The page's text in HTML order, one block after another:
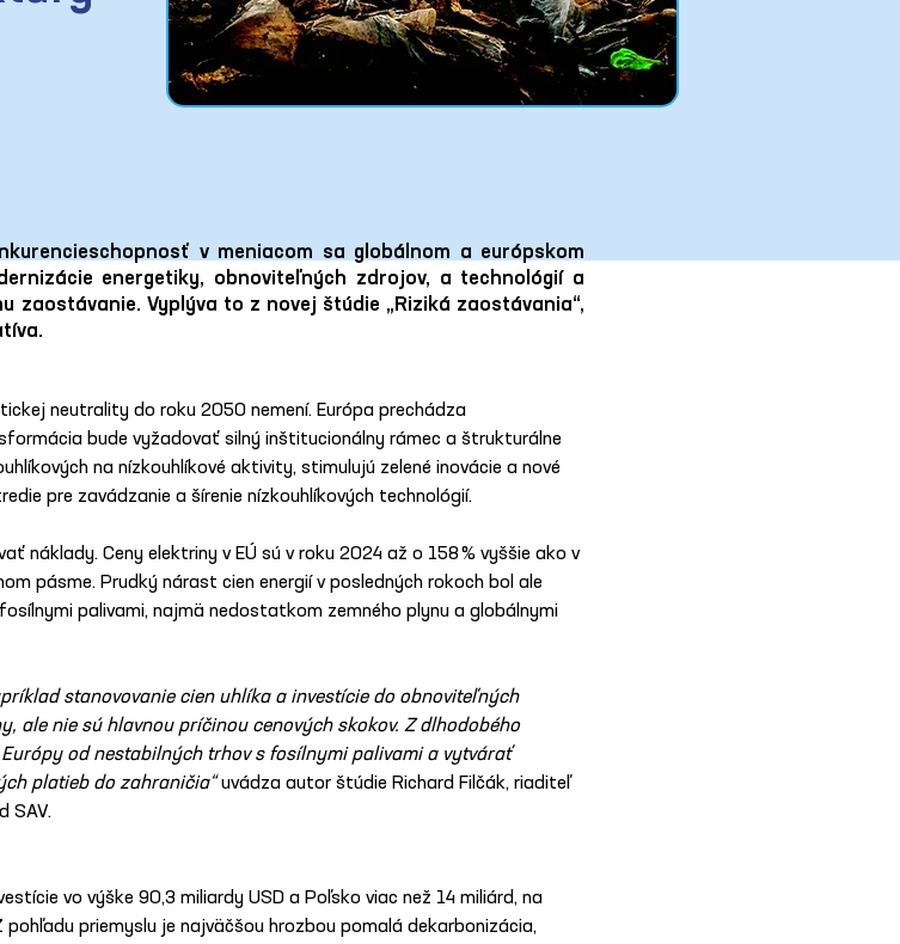
v meniacom sa globálnom a európskom
energetiky, obnoviteľných zdrojov, a technológií a
zaostávanie. Vyplýva to z novej štúdie „Riziká zaostávania“,
neutrality do roku 2050 nemení. Európa prechádza
bude vyžadovať silný inštitucionálny rámec a štrukturálne
na nízkouhlíkové aktivity, stimulujú zelené inovácie a nové
pre zavádzanie a šírenie nízkouhlíkových technológií.
náklady. Ceny elektriny v EÚ sú v roku 2024 až o 158 % vyššie ako v
pásme. Prudký nárast cien energií v posledných rokoch bol ale
palivami, najmä nedostatkom zemného plynu a globálnymi
stanovovanie cien uhlíka a investície do obnoviteľných
ale nie sú hlavnou príčinou cenových skokov. Z dlhodobého
od nestabilných trhov s fosílnymi palivami a vytvárať
platieb do zahraničia“ uvádza autor štúdie Richard Filčák, riaditeľ
SAV.
vo výške 90,3 miliardy USD a Poľsko viac než 14 miliárd, na
pohľadu priemyslu je najväčšou hrozbou pomalá dekarbonizácia,